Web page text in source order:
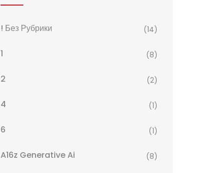
! Без Рубрики (14)
1 (8)
2 (2)
4 (1)
6 (1)
A16z Generative Ai (8)